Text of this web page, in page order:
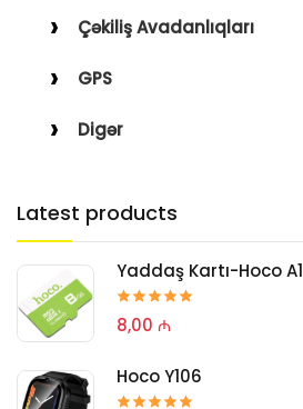
Çəkiliş Avadanlıqları
GPS
Digər
Latest products
Yaddaş Kartı-Hoco A1
8,00 ₼
Hoco Y106